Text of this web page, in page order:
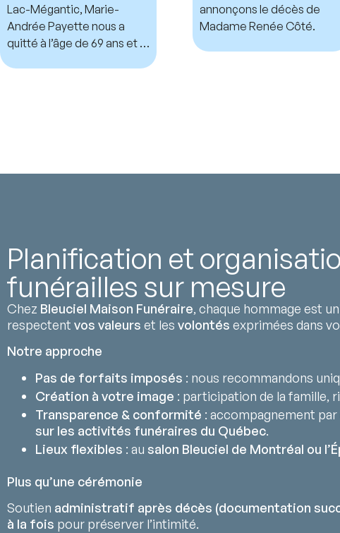
Lac-Mégantic, Marie-
Andrée Payette nous a
quitté à l’âge de 69 ans et 7
annonçons le décès de
Madame Renée Côté.
Planification et
funérailles sur mesure
Chez Bleuciel Maison Funéraire, chaque hommage est
respectent vos valeurs et les volontés exprimées dans
Notre approche
Pas de forfaits imposés : nous recommandons
Création à votre image : participation de la famille,
Transparence & conformité : accompagnement par
sur les activités funéraires du Québec.
Lieux flexibles : au salon Bleuciel de Montréal ou
Plus qu’une cérémonie
Soutien administratif après décès (documentation
à la fois pour préserver l’intimité.